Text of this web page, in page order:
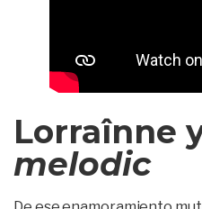
Lorraînne
melodic